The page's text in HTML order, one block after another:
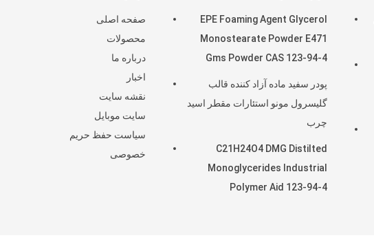
صفحه اصلی
محصولات
درباره ما
اخبار
نقشه سایت
سایت موبایل
سیاست حفظ حریم
خصوصی
EPE Foaming Agent Glycerol
Monostearate Powder E471
Gms Powder CAS 123-94-4
پودر سفید ماده آزاد کننده قالب
گلیسرول مونو استئارات مقطر اسید
چرب
C21H24O4 DMG Distilted
Monoglycerides Industrial
Polymer Aid 123-94-4